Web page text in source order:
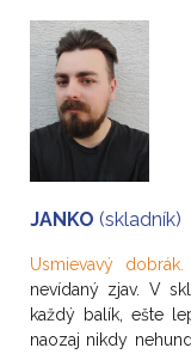
JANKO (skladník)
Usmievavý dobrák.
nevídaný zjav. V
každý balík, ešte
naozaj nikdy